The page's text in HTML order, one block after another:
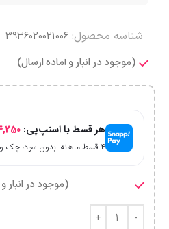
شناسه محصول: 3936020021006
(موجود در انبار و آماده ارسال)
هر قسط با اسنپ‌پی:
۴ قسط ماهانه. بدون سود، چک و ضامن.
(موجود در انبار